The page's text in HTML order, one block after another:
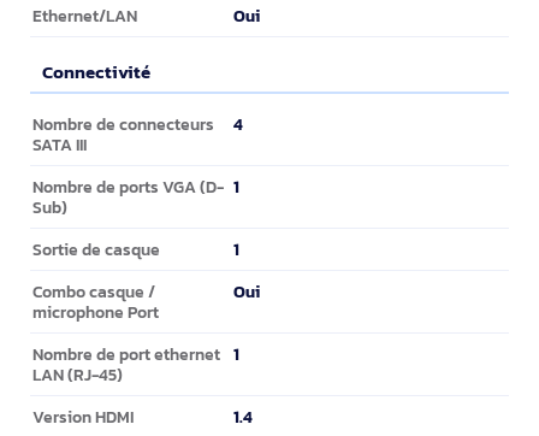
Ethernet/LAN Oui
Connectivité
Connectivité
Nombre de connecteurs
SATA III
4
Nombre de ports VGA (D-
Sub)
1
Sortie de casque 1
Combo casque /
microphone Port
Oui
Nombre de port ethernet
LAN (RJ-45)
1
Version HDMI 1.4